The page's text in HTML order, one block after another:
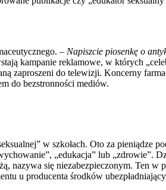
– Napiszcie piosenkę o
kampanie reklamowe, w których
zaproszeni do telewizji. Koncerny
do bezstronności mediów.
w szkołach. Oto za pieniądze
„edukacja” lub „zdrowie”.
nazywa się niezabezpieczonym. Ten w
u producenta środków